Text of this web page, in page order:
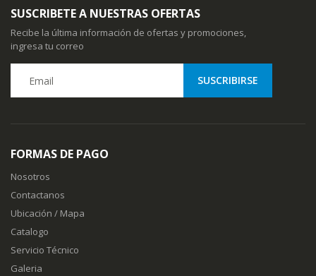
SUSCRIBETE A NUESTRAS OFERTAS
Recibe la última información de ofertas y promociones,
ingresa tu correo
FORMAS DE PAGO
Nosotros
Contactanos
Ubicación / Mapa
Catalogo
Servicio Técnico
Galeria